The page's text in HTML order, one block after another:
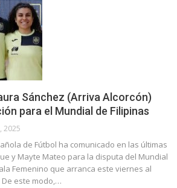
Sánchez (Arriva Alcorcón)
para el Mundial de Filipinas
2025
de Fútbol ha comunicado en las últimas
y Mayte Mateo para la disputa del Mundial
Femenino que arranca este viernes al
este modo,…